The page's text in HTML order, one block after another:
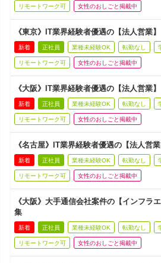
リモートワーク可 女性のおしごと掲載中
《東京》IT業界経験者優遇の【法人営業
新着 正社員 業種未経験OK 転勤なし
リモートワーク可 女性のおしごと掲載中
《大阪》IT業界経験者優遇の【法人営業
新着 正社員 業種未経験OK 転勤なし
リモートワーク可 女性のおしごと掲載中
《名古屋》IT業界経験者優遇の【法人営
新着 正社員 業種未経験OK 転勤なし
リモートワーク可 女性のおしごと掲載中
《大阪》大手通信会社案件の【インフラ
集
新着 正社員 業種未経験OK 転勤なし
リモートワーク可 女性のおしごと掲載中